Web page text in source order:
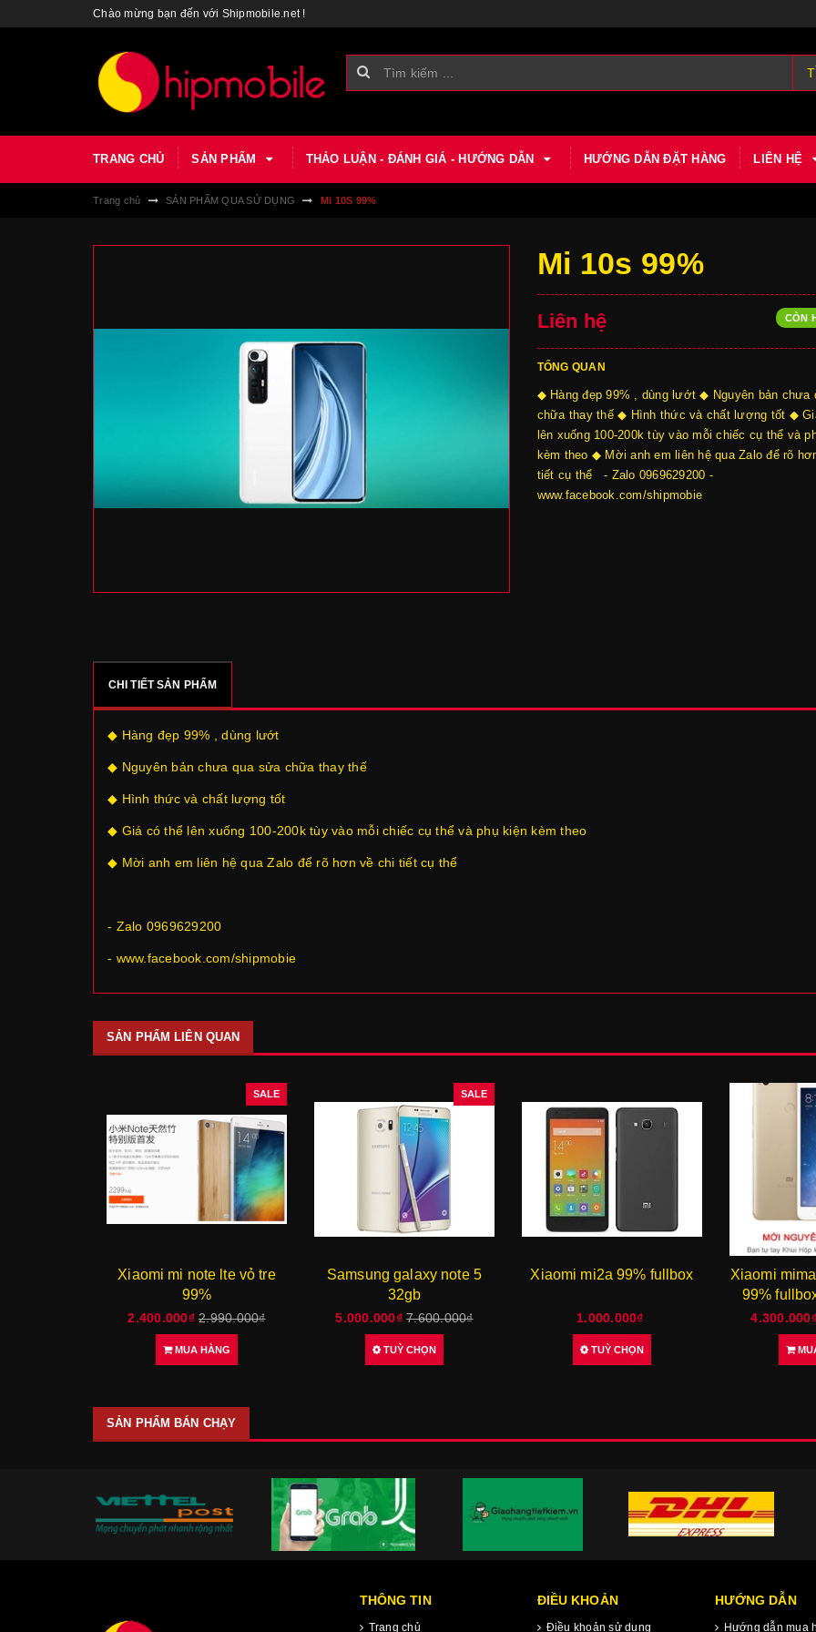
Chào mừng bạn đến với Shipmobile.net !
TRANG CHỦ SẢN PHẨM THẢO LUẬN - ĐÁNH GIÁ - HƯỚNG DẪN HƯỚNG DẪN ĐẶT HÀNG LIÊN HỆ
Trang chủ SẢN PHẨM QUA SỬ DỤNG Mi 10S 99%
Mi 10s 99%
Liên hệ CÒN
TỔNG QUAN
◆ Hàng đẹp 99% , dùng lướt ◆ Nguyên bản chưa
chữa thay thế ◆ Hình thức và chất lượng tốt ◆
lên xuống 100-200k tùy vào mỗi chiếc cụ thể và
kèm theo ◆ Mời anh em liên hệ qua Zalo để rõ
tiết cụ thể - Zalo 0969629200 -
www.facebook.com/shipmobie
CHI TIẾT SẢN PHẨM
◆ Hàng đẹp 99% , dùng lướt
◆ Nguyên bản chưa qua sửa chữa thay thế
◆ Hình thức và chất lượng tốt
◆ Giá có thể lên xuống 100-200k tùy vào mỗi chiếc cụ thể và phụ kiện kèm theo
◆ Mời anh em liên hệ qua Zalo để rõ hơn về chi tiết cụ thể
- Zalo 0969629200
- www.facebook.com/shipmobie
SẢN PHẨM LIÊN QUAN
SALE
Xiaomi mi note lte vỏ tre
99%
2.400.000₫ 2.990.000₫
MUA HÀNG
SALE
Samsung galaxy note 5
32gb
5.000.000₫ 7.600.000₫
TUỲ CHỌN
Xiaomi mi2a 99% fullbox
1.000.000₫
TUỲ CHỌN
Xiaomi
99%
SẢN PHẨM BÁN CHẠY
THÔNG TIN
Trang chủ
ĐIỀU KHOẢN
Điều khoản sử dụng
HƯỚNG DẪN
Hướng dẫn mua